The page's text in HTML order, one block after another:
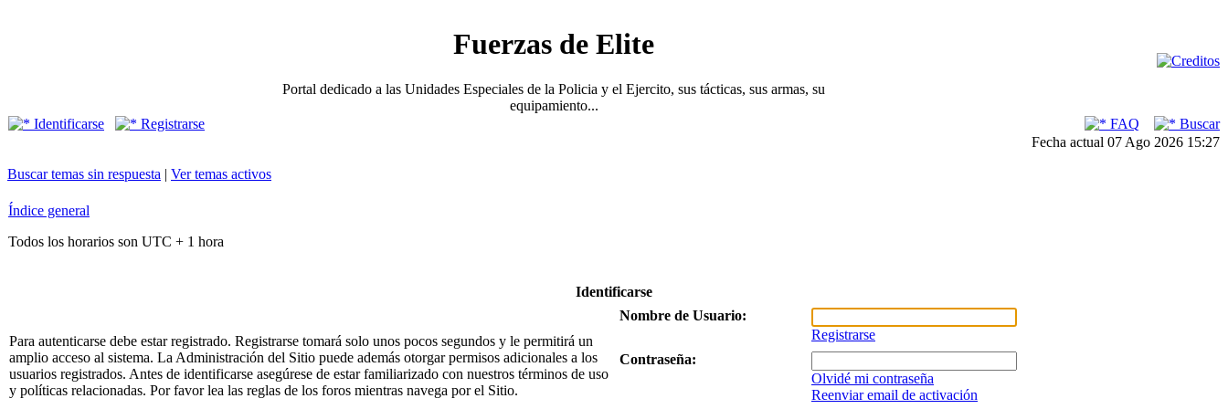
Fuerzas de Elite
Portal dedicado a las Unidades Especiales de la Policia y el Ejercito, sus tácticas, sus armas, su
equipamiento...
Identificarse
Registrarse FAQ
Buscar
Fecha actual 07 Ago 2026 15:27
Buscar temas sin respuesta | Ver temas activos
Índice general
Todos los horarios son UTC + 1 hora
Identificarse
Para autenticarse debe estar registrado. Registrarse tomará solo unos pocos segundos y le permitirá un
amplio acceso al sistema. La Administración del Sitio puede además otorgar permisos adicionales a los
usuarios registrados. Antes de identificarse asegúrese de estar familiarizado con nuestros términos de uso
y políticas relacionadas. Por favor lea las reglas de los foros mientras navega por el Sitio.
Nombre de Usuario:
Registrarse
Contraseña:
Olvidé mi contraseña
Reenviar email de activación